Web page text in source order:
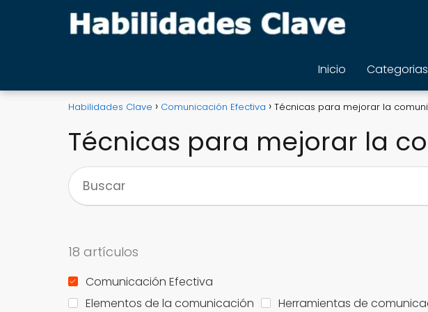
Inicio Categorias
Habilidades Clave Comunicación Efectiva Técnicas para mejorar la
Técnicas para mejorar la
18 artículos
Comunicación Efectiva
Elementos de la comunicación
Herramientas de